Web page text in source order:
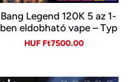
Bang Legend 120K 5 az 1-
ben eldobható vape – Typ
e-C, LED kijelző
Sale
HUF Ft7500.00